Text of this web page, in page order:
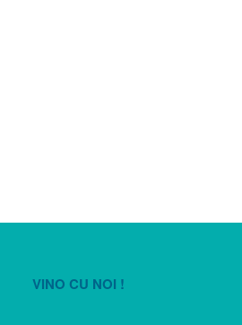
VINO CU NOI !